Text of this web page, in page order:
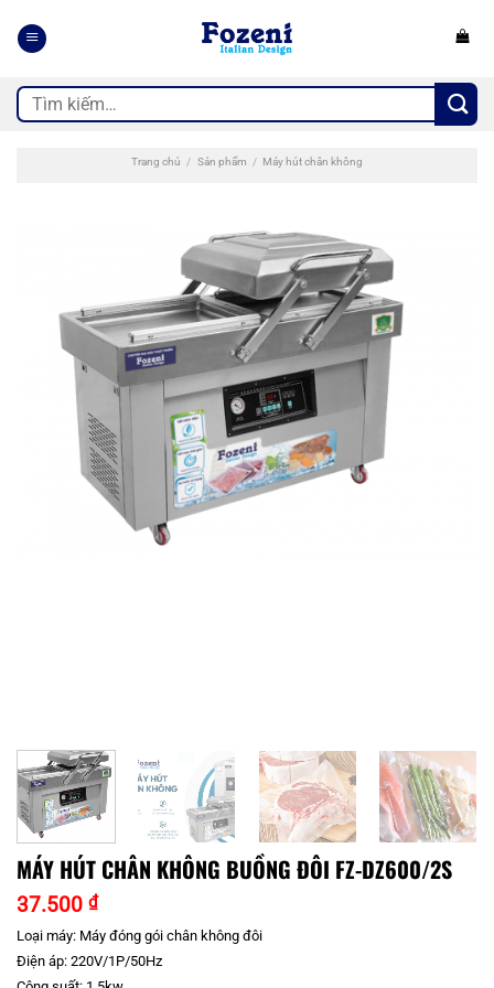
qua
Tìm
kiếm:
Trang chủ / Sản phẩm / Máy hút chân không
MÁY HÚT CHÂN KHÔNG BUỒNG ĐÔI FZ-DZ600/2S
37.500 ₫
Loại máy: Máy đóng gói chân không đôi
Điện áp: 220V/1P/50Hz